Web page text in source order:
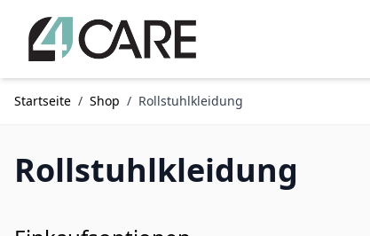
Startseite / Shop / Rollstuhlkleidung
Rollstuhlkleidung